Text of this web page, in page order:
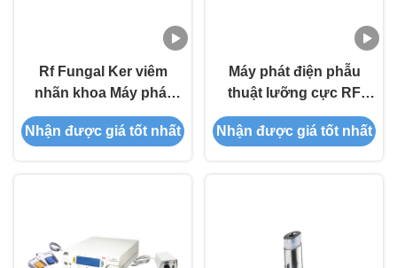
Rf Fungal Ker viêm
nhãn khoa Máy phát
điện / thiết bị không có
nhiệt
Nhận được giá tốt nhất
Máy phát điện phẫu
thuật lưỡng cực RF
Plasma dễ dàng vận
hành đối với bệnh viêm
Nhận được giá tốt nhất